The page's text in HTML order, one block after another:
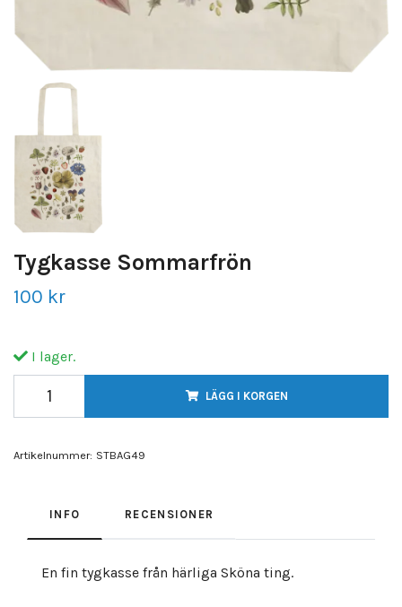
Tygkasse Sommarfrön
100 kr
I lager.
LÄGG I KORGEN
Artikelnummer: STBAG49
INFO RECENSIONER
En fin tygkasse från härliga Sköna ting.